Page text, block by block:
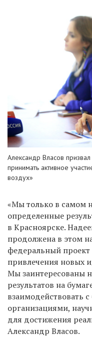
Александр Власов
принимать активное
воздух»
«Мы только в самом
определенные
в Красноярске.
продолжена в этом
федеральный проект
привлечения новых
Мы заинтересованы
результатов на
взаимодействовать
организациями,
для достижения
Александр Власов.